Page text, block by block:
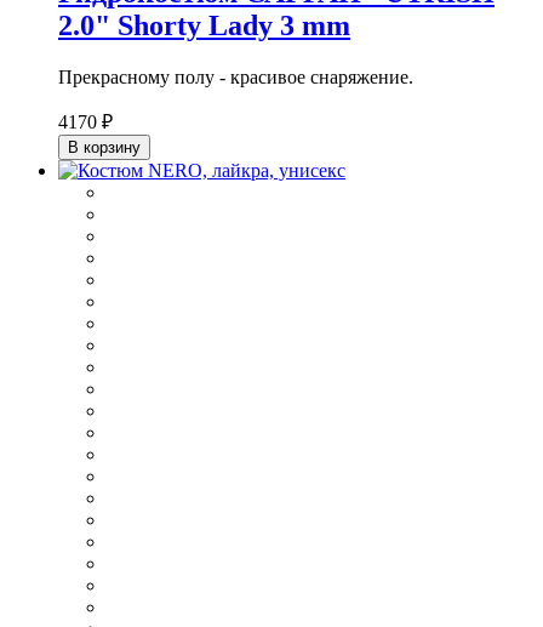
2.0" Shorty Lady 3 mm
Прекрасному полу - красивое снаряжение.
4170 ₽
В корзину